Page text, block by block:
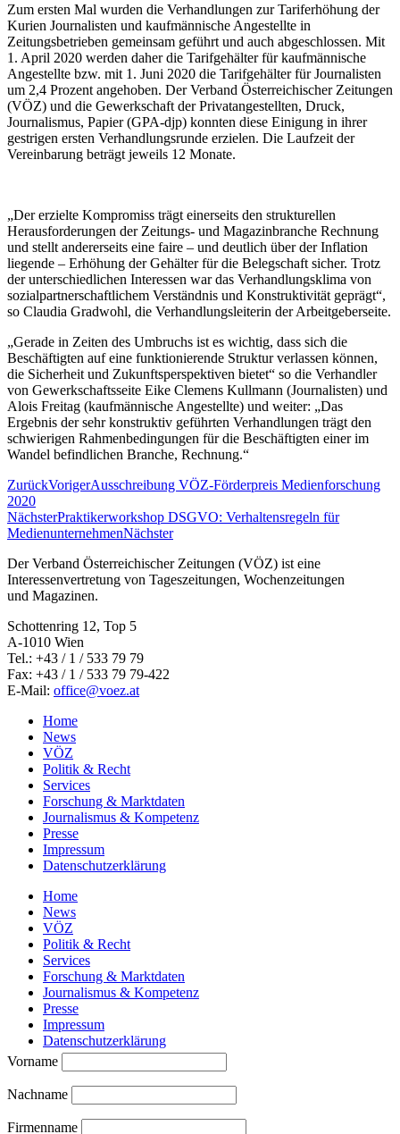
Zum ersten Mal wurden die Verhandlungen zur Tariferhöhung der
Kurien Journalisten und kaufmännische Angestellte in
Zeitungsbetrieben gemeinsam geführt und auch abgeschlossen. Mit
1. April 2020 werden daher die Tarifgehälter für kaufmännische
Angestellte bzw. mit 1. Juni 2020 die Tarifgehälter für Journalisten
um 2,4 Prozent angehoben. Der Verband Österreichischer Zeitungen
(VÖZ) und die Gewerkschaft der Privatangestellten, Druck,
Journalismus, Papier (GPA-djp) konnten diese Einigung in ihrer
gestrigen ersten Verhandlungsrunde erzielen. Die Laufzeit der
Vereinbarung beträgt jeweils 12 Monate.
„Der erzielte Kompromiss trägt einerseits den strukturellen
Herausforderungen der Zeitungs- und Magazinbranche Rechnung
und stellt andererseits eine faire – und deutlich über der Inflation
liegende – Erhöhung der Gehälter für die Belegschaft sicher. Trotz
der unterschiedlichen Interessen war das Verhandlungsklima von
sozialpartnerschaftlichem Verständnis und Konstruktivität geprägt“,
so Claudia Gradwohl, die Verhandlungsleiterin der Arbeitgeberseite.
„Gerade in Zeiten des Umbruchs ist es wichtig, dass sich die
Beschäftigten auf eine funktionierende Struktur verlassen können,
die Sicherheit und Zukunftsperspektiven bietet“ so die Verhandler
von Gewerkschaftsseite Eike Clemens Kullmann (Journalisten) und
Alois Freitag (kaufmännische Angestellte) und weiter: „Das
Ergebnis der sehr konstruktiv geführten Verhandlungen trägt den
schwierigen Rahmenbedingungen für die Beschäftigten einer im
Wandel befindlichen Branche, Rechnung.“
ZurückVorigerAusschreibung VÖZ-Förderpreis Medienforschung
2020
NächsterPraktikerworkshop DSGVO: Verhaltensregeln für
MedienunternehmenNächster
Der Verband Österreichischer Zeitungen (VÖZ) ist eine
Interessenvertretung von Tageszeitungen, Wochenzeitungen
und Magazinen.
Schottenring 12, Top 5
A-1010 Wien
Tel.: +43 / 1 / 533 79 79
Fax: +43 / 1 / 533 79 79-422
E-Mail: office@voez.at
Home
News
VÖZ
Politik & Recht
Services
Forschung & Marktdaten
Journalismus & Kompetenz
Presse
Impressum
Datenschutzerklärung
Home
News
VÖZ
Politik & Recht
Services
Forschung & Marktdaten
Journalismus & Kompetenz
Presse
Impressum
Datenschutzerklärung
Vorname
Nachname
Firmenname